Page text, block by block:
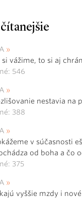
si vážime, to si aj
546
nestavia na
388
v súčasnosti
od boha a čo
375
vyššie mzdy i